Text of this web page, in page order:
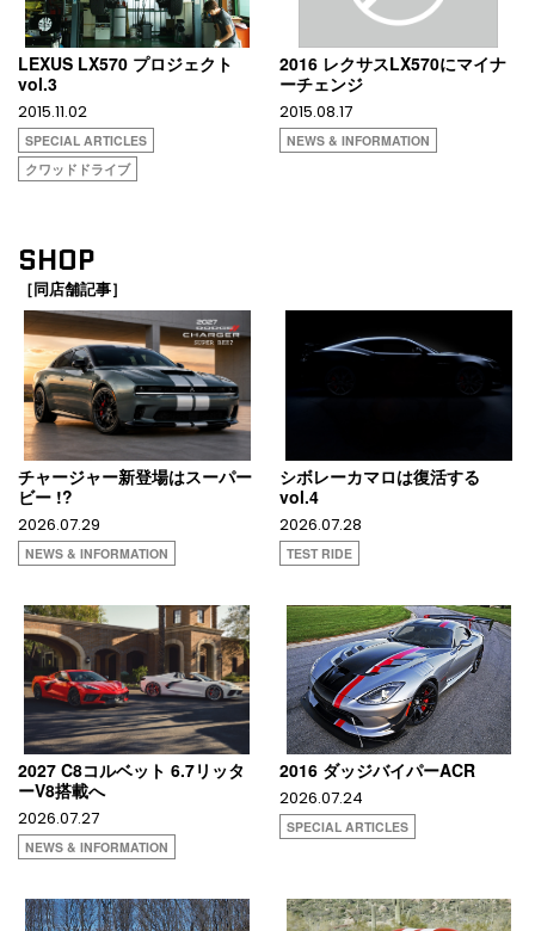
LEXUS LX570 プロジェクト
vol.3
2015.11.02
SPECIAL ARTICLES
クワッドドライブ
2016 レクサスLX570にマイナ
ーチェンジ
2015.08.17
NEWS & INFORMATION
SHOP
［同店舗記事］
チャージャー新登場はスーパー
ビー !?
2026.07.29
NEWS & INFORMATION
シボレーカマロは復活する
vol.4
2026.07.28
TEST RIDE
2027 C8コルベット 6.7リッタ
ーV8搭載へ
2026.07.27
NEWS & INFORMATION
2016 ダッジバイパーACR
2026.07.24
SPECIAL ARTICLES